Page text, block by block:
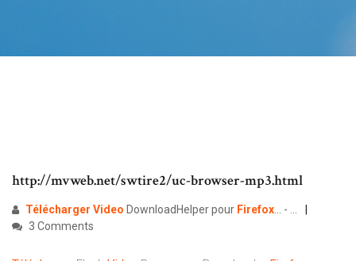
http://mvweb.net/swtire2/uc-browser-mp3.html
Télécharger Video DownloadHelper pour Firefox... - …
3 Comments